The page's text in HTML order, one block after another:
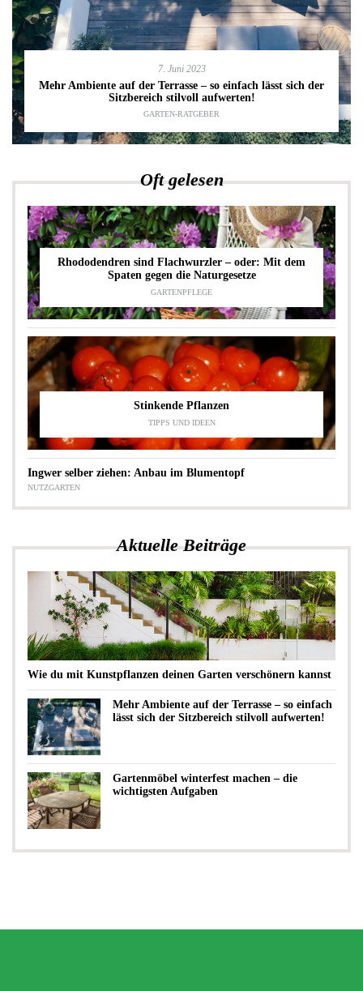
7. Juni 2023
Mehr Ambiente auf der Terrasse – so einfach lässt sich der
Sitzbereich stilvoll aufwerten!
GARTEN-RATGEBER
Oft gelesen
Rhododendren sind Flachwurzler – oder: Mit dem
Spaten gegen die Naturgesetze
GARTENPFLEGE
Stinkende Pflanzen
TIPPS UND IDEEN
Ingwer selber ziehen: Anbau im Blumentopf
NUTZGARTEN
Aktuelle Beiträge
Wie du mit Kunstpflanzen deinen Garten verschönern kannst
Mehr Ambiente auf der Terrasse – so einfach
lässt sich der Sitzbereich stilvoll aufwerten!
Gartenmöbel winterfest machen – die
wichtigsten Aufgaben